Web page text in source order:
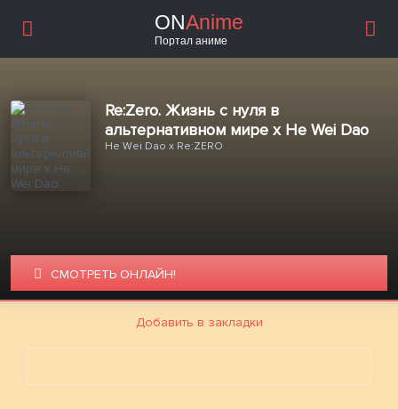
Re:Zero. Жизнь с нуля в
альтернативном мире x He Wei Dao
He Wei Dao x Re:ZERO
СМОТРЕТЬ ОНЛАЙН!
ONAnime
Портал аниме